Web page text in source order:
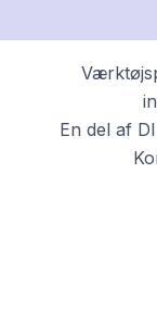
En del af